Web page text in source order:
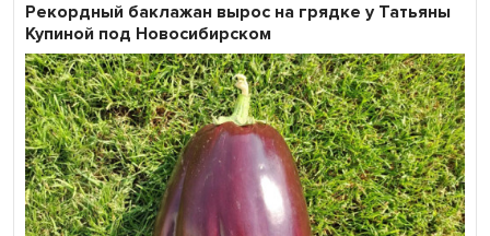
Рекордный баклажан вырос на грядке у Татьяны
Купиной под Новосибирском